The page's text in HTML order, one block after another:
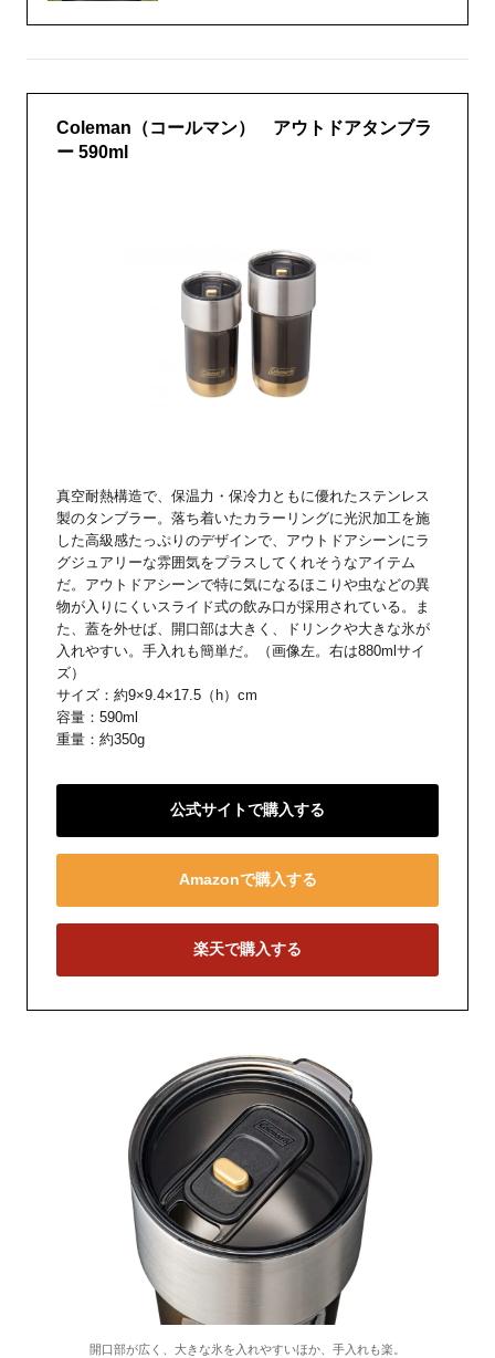
Coleman（コールマン） アウトドアタンブラ
ー 590ml
真空耐熱構造で、保温力・保冷力ともに優れたステンレス
製のタンブラー。落ち着いたカラーリングに光沢加工を施
した高級感たっぷりのデザインで、アウトドアシーンにラ
グジュアリーな雰囲気をプラスしてくれそうなアイテム
だ。アウトドアシーンで特に気になるほこりや虫などの異
物が入りにくいスライド式の飲み口が採用されている。ま
た、蓋を外せば、開口部は大きく、ドリンクや大きな氷が
入れやすい。手入れも簡単だ。（画像左。右は880mlサイ
ズ）
サイズ：約9×9.4×17.5（h）cm
容量：590ml
重量：約350g
公式サイトで購入する
Amazonで購入する
楽天で購入する
開口部が広く、大きな氷を入れやすいほか、手入れも楽。